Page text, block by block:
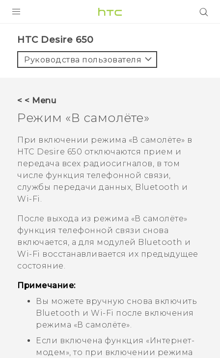
5G
ПОДДЕРЖКА
HTC Desire 650‎
Руководства пользователя
< < Menu
Режим «В самолёте»
При включении режима «В самолёте» в
HTC Desire 650 отключаются прием и
передача всех радиосигналов, в том
числе функция телефонной связи,
службы передачи данных, Bluetooth и
Wi-Fi .
После выхода из режима «В самолёте»
функция телефонной связи снова
включается, а для модулей Bluetooth и
Wi-Fi восстанавливается их предыдущее
состояние.
Примечание:
Вы можете вручную снова включить
Bluetooth и Wi-Fi после включения
режима «В самолёте».
Если включена функция «Интернет-
модем», то при включении режима